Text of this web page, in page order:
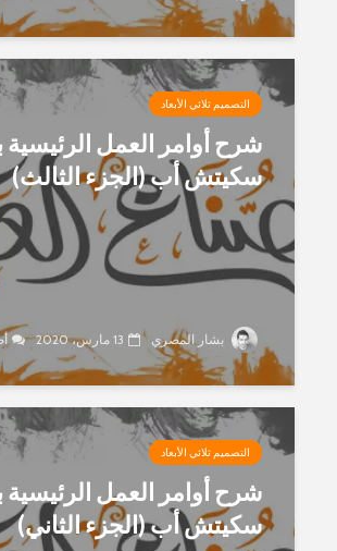
التصميم ثلاثي الأبعاد
شرح أوامر العمل الرئيسية
سكيتش أب (الجزء الثالث)
بشار المصري 13 مارس، 2020
التصميم ثلاثي الأبعاد
شرح أوامر العمل الرئيسية
سكيتش أب (الجزء الثاني)